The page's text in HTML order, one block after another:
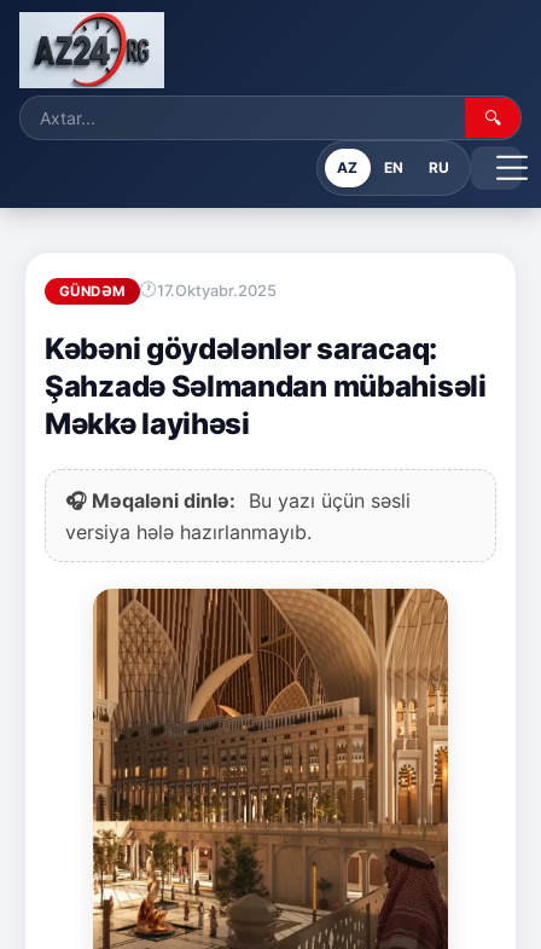
🔍
AZ EN RU
GÜNDƏM 17.Oktyabr.2025
Kəbəni göydələnlər saracaq:
Şahzadə Səlmandan mübahisəli
Məkkə layihəsi
🎧 Məqaləni dinlə:
Bu yazı üçün səsli
versiya hələ hazırlanmayıb.